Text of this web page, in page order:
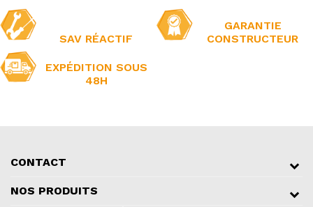
SAV RÉACTIF
GARANTIE
CONSTRUCTEUR
EXPÉDITION SOUS
48H
CONTACT
NOS PRODUITS